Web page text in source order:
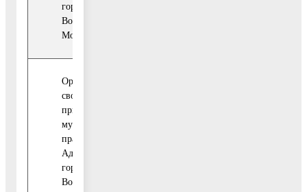
городского округа
Воскресенск
Московской области.
Организация работы по
своевременному
приведению
муниципальных
правовых актов
Администрации
городского округа
Воскресенск